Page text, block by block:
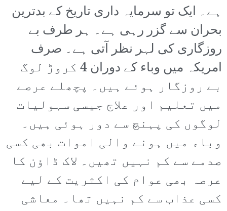
ہے۔ ایک تو سرمایہ داری تاریخ کے بدترین
بحران سے گزر رہی ہے۔ ہر طرف بے
روزگاری کی لہر نظر آتی ہے۔ صرف
امریکہ میں وباء کے دوران 4 کروڑ لوگ
بے روزگار ہوئے ہیں۔ پچھلے عرصے
میں تعلیم اور علاج جیسی سہولیات
لوگوں کی پہنچ سے دور ہوئی ہیں۔
وباء میں ہونے والی اموات بھی کسی
صدمے سے کم نہیں تھیں۔ لاک ڈاؤن کا
عرصہ بھی عوام کی اکثریت کے لیے
کسی عذاب سے کم نہیں تھا۔ معاشی